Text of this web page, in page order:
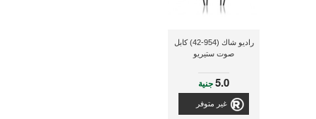
راديو شاك (954-42) كابل
صوت ستيريو
5.0جنية
غير متوفر